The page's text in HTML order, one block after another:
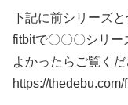
下記に前シリーズ
fitbitで〇〇〇シリー
よかったらご覧くだ
https://thedebu.com/